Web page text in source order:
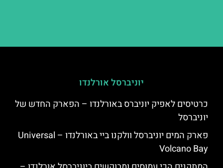
יוניברסל אורלנדו
כרטיסים לאפיק יוניברס באורלנדו – הפארק החדש של
יוניברסל
פארק המים יוניברסל וולקנו ביי באורלנדו – Universal
Volcano Bay